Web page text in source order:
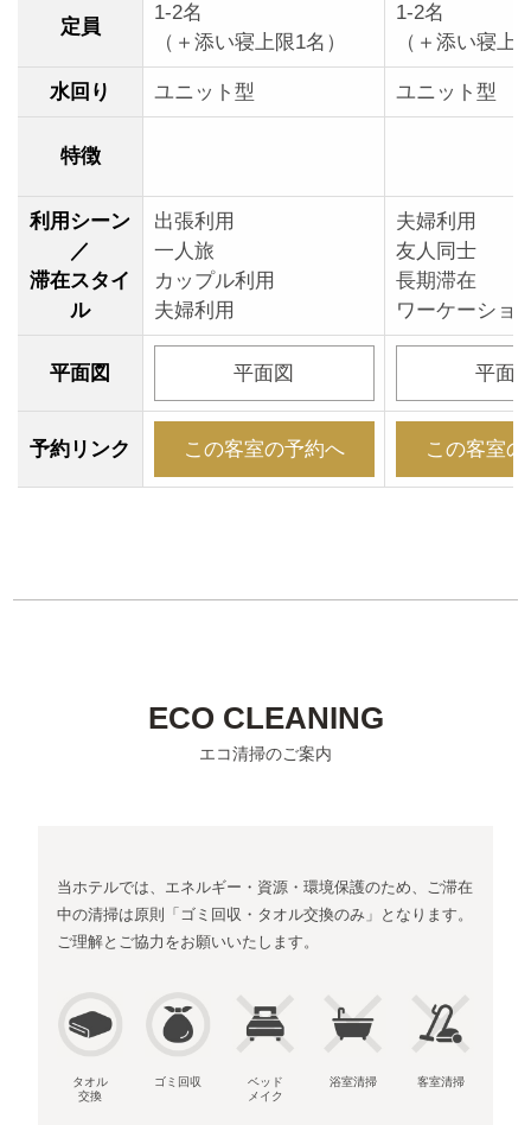
定員
1-2名
（＋添い寝上限1名）
1-2名
（＋添い寝上
水回り ユニット型 ユニット型
特徴
利用シーン
／
滞在スタイ
ル
出張利用
一人旅
カップル利用
夫婦利用
夫婦利用
友人同士
長期滞在
ワーケーショ
平面図 平面図 平面
予約リンク この客室の予約へ この客室
ECO CLEANING
エコ清掃のご案内
当ホテルでは、エネルギー・資源・環境保護のため、ご滞在
中の清掃は原則「ゴミ回収・タオル交換のみ」となります。
ご理解とご協力をお願いいたします。
タオル
交換
ゴミ回収
ベッド
メイク
浴室清掃 客室清掃